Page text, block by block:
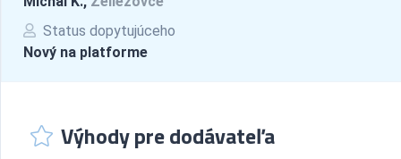
Status dopytujúceho
Nový na platforme
Výhody pre dodávateľa